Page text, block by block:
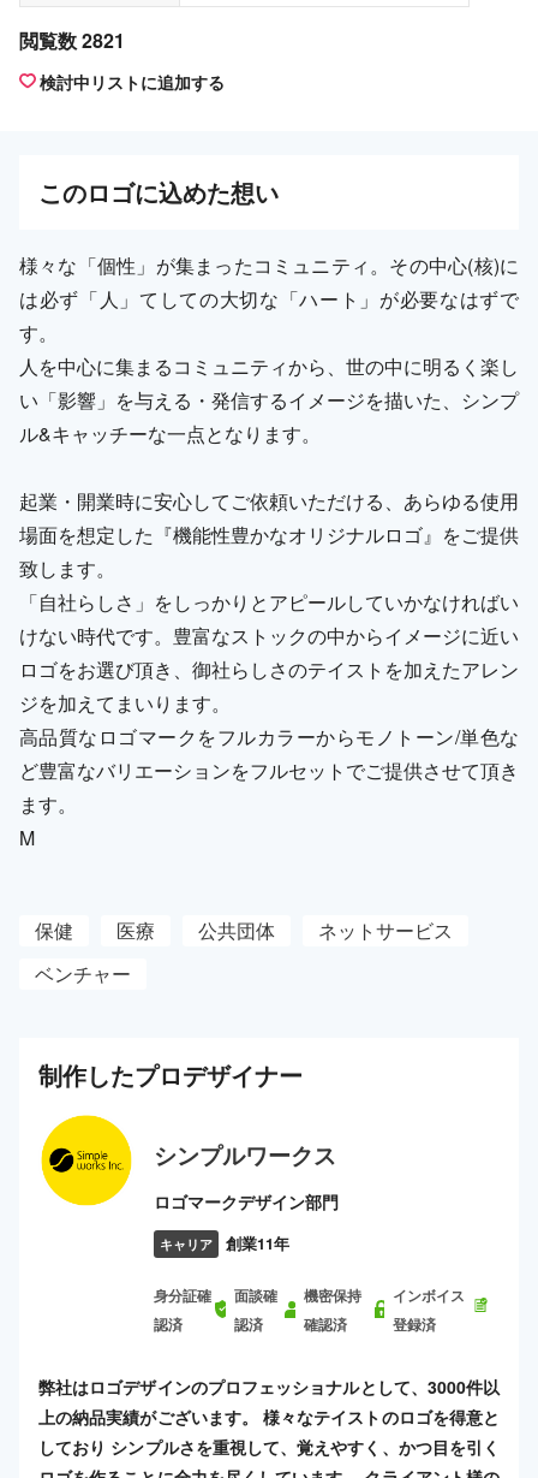
閲覧数 2821
検討中リストに追加する
このロゴに込めた想い
様々な「個性」が集まったコミュニティ。その中心(核)に
は必ず「人」てしての大切な「ハート」が必要なはずで
す。
人を中心に集まるコミュニティから、世の中に明るく楽し
い「影響」を与える・発信するイメージを描いた、シンプ
ル&キャッチーな一点となります。
起業・開業時に安心してご依頼いただける、あらゆる使用
場面を想定した『機能性豊かなオリジナルロゴ』をご提供
致します。
「自社らしさ」をしっかりとアピールしていかなければい
けない時代です。豊富なストックの中からイメージに近い
ロゴをお選び頂き、御社らしさのテイストを加えたアレン
ジを加えてまいります。
高品質なロゴマークをフルカラーからモノトーン/単色な
ど豊富なバリエーションをフルセットでご提供させて頂き
ます。
M
保健 医療 公共団体
ネットサービス
ベンチャー
制作したプロデザイナー
シンプルワークス
ロゴマークデザイン部門
キャリア 創業11年
身分証確
認済
面談確
認済
機密保持
確認済
インボイス
登録済
弊社はロゴデザインのプロフェッショナルとして、3000件以
上の納品実績がございます。 様々なテイストのロゴを得意と
しており シンプルさを重視して、覚えやすく、かつ目を引く